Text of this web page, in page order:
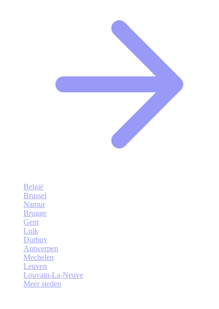
België
Brussel
Namur
Brugge
Gent
Luik
Durbuy
Antwerpen
Mechelen
Leuven
Louvain-La-Neuve
Meer steden